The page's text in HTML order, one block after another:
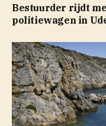
Bestuurder rijdt
politiewagen in